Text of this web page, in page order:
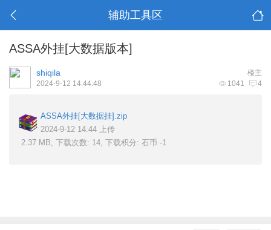
辅助工具区
ASSA外挂[大数据版本]
楼主
shiqila
1041 4
2024-9-12 14:44:48
ASSA外挂[大数据挂].zip
2024-9-12 14:44 上传
2.37 MB, 下载次数: 14, 下载积分: 石币 -1